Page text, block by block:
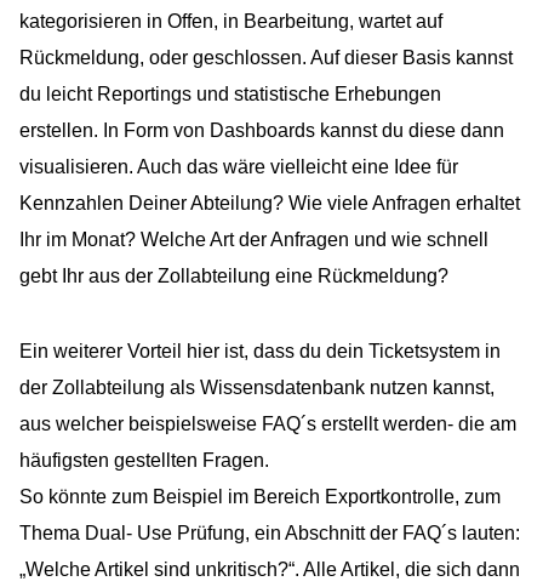
kategorisieren in Offen, in Bearbeitung, wartet auf
Rückmeldung, oder geschlossen. Auf dieser Basis kannst
du leicht Reportings und statistische Erhebungen
erstellen. In Form von Dashboards kannst du diese dann
visualisieren. Auch das wäre vielleicht eine Idee für
Kennzahlen Deiner Abteilung? Wie viele Anfragen erhaltet
Ihr im Monat? Welche Art der Anfragen und wie schnell
gebt Ihr aus der Zollabteilung eine Rückmeldung?
Ein weiterer Vorteil hier ist, dass du dein Ticketsystem in
der Zollabteilung als Wissensdatenbank nutzen kannst,
aus welcher beispielsweise FAQ´s erstellt werden- die am
häufigsten gestellten Fragen.
So könnte zum Beispiel im Bereich Exportkontrolle, zum
Thema Dual- Use Prüfung, ein Abschnitt der FAQ´s lauten:
„Welche Artikel sind unkritisch?“. Alle Artikel, die sich dann